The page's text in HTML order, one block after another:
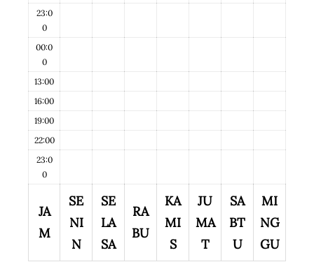
23:0
0
00:0
0
13:00
16:00
19:00
22:00
23:0
0
JA
M
SE
NI
N
SE
LA
SA
RA
BU
KA
MI
S
JU
MA
T
SA
BT
U
MI
NG
GU